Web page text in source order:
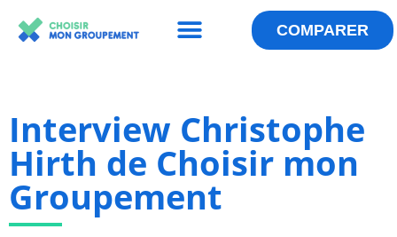
contenu
Menu COMPARER
Interview Christophe
Hirth de Choisir mon
Groupement